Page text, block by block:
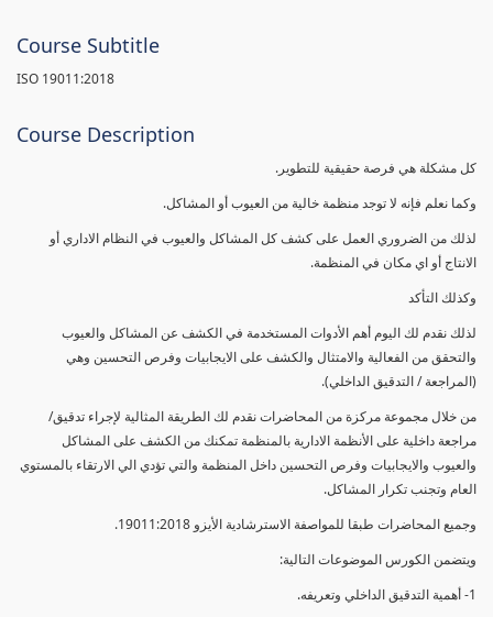
Course Subtitle
ISO 19011:2018
Course Description
كل مشكلة هي فرصة حقيقية للتطوير.
وكما نعلم فإنه لا توجد منظمة خالية من العيوب أو المشاكل.
لذلك من الضروري العمل على كشف كل المشاكل والعيوب في النظام الاداري أو
الانتاج أو اي مكان في المنظمة.
وكذلك التأكد
لذلك نقدم لك اليوم أهم الأدوات المستخدمة في الكشف عن المشاكل والعيوب
والتحقق من الفعالية والامتثال والكشف على الايجابيات وفرص التحسين وهي
(المراجعة / التدقيق الداخلي).
من خلال مجموعة مركزة من المحاضرات نقدم لك الطريقة المثالية لإجراء تدقيق/
مراجعة داخلية على الأنظمة الادارية بالمنظمة تمكنك من الكشف على المشاكل
والعيوب والايجابيات وفرص التحسين داخل المنظمة والتي تؤدي الي الارتقاء بالمستوي
العام وتجنب تكرار المشاكل.
وجميع المحاضرات طبقا للمواصفة الاسترشادية الأيزو 19011:2018.
ويتضمن الكورس الموضوعات التالية:
1- أهمية التدقيق الداخلي وتعريفه.